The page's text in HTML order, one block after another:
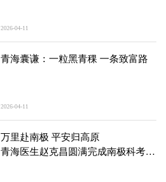
2026-04-11
青海囊谦：一粒黑青稞 一条致富路
2026-04-11
万里赴南极 平安归高原
青海医生赵克昌圆满完成南极科考护